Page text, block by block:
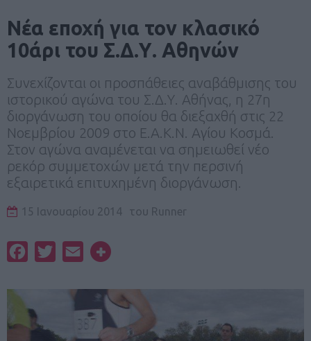
Νέα εποχή για τον κλασικό
10άρι του Σ.Δ.Υ. Αθηνών
Συνεχίζονται οι προσπάθειες αναβάθμισης του
ιστορικού αγώνα του Σ.Δ.Υ. Αθήνας, η 27η
διοργάνωση του οποίου θα διεξαχθή στις 22
Νοεμβρίου 2009 στο Ε.Α.Κ.Ν. Αγίου Κοσμά.
Στον αγώνα αναμένεται να σημειωθεί νέο
ρεκόρ συμμετοχών μετά την περσινή
εξαιρετικά επιτυχημένη διοργάνωση.
15 Ιανουαρίου 2014 του Runner
FacebookTwitterEmail